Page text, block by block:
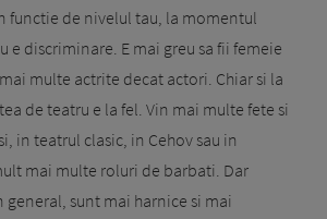
functie de nivelul tau, la momentul
e discriminare. E mai greu sa fii femeie
multe actrite decat actori. Chiar si la
de teatru e la fel. Vin mai multe fete si
in teatrul clasic, in Cehov sau in
mai multe roluri de barbati. Dar
sunt mai harnice si mai